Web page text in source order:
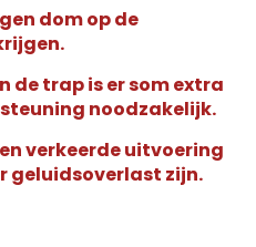
dom op de
de trap is er som extra
noodzakelijk.
verkeerde uitvoering
geluidsoverlast zijn.